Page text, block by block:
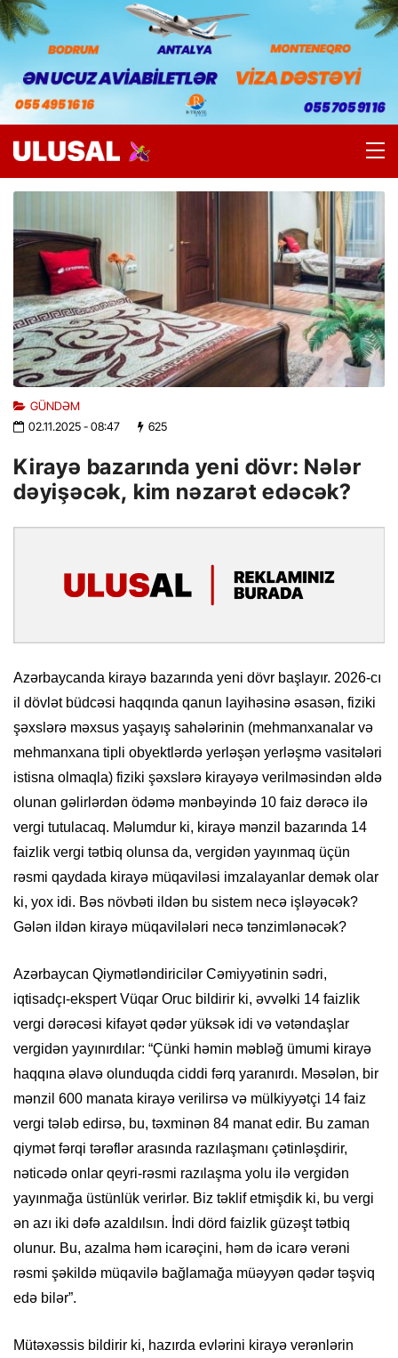
GÜNDƏM
02.11.2025- 08:47 625
Kirayə bazarında yeni dövr: Nələr
dəyişəcək, kim nəzarət edəcək?
Azərbaycanda kirayə bazarında yeni dövr başlayır. 2026-cı
il dövlət büdcəsi haqqında qanun layihəsinə əsasən, fiziki
şəxslərə məxsus yaşayış sahələrinin (mehmanxanalar və
mehmanxana tipli obyektlərdə yerləşən yerləşmə vasitələri
istisna olmaqla) fiziki şəxslərə kirayəyə verilməsindən əldə
olunan gəlirlərdən ödəmə mənbəyində 10 faiz dərəcə ilə
vergi tutulacaq. Məlumdur ki, kirayə mənzil bazarında 14
faizlik vergi tətbiq olunsa da, vergidən yayınmaq üçün
rəsmi qaydada kirayə müqaviləsi imzalayanlar demək olar
ki, yox idi. Bəs növbəti ildən bu sistem necə işləyəcək?
Gələn ildən kirayə müqavilələri necə tənzimlənəcək?
Azərbaycan Qiymətləndiricilər Cəmiyyətinin sədri,
iqtisadçı-ekspert Vüqar Oruc bildirir ki, əvvəlki 14 faizlik
vergi dərəcəsi kifayət qədər yüksək idi və vətəndaşlar
vergidən yayınırdılar: “Çünki həmin məbləğ ümumi kirayə
haqqına əlavə olunduqda ciddi fərq yaranırdı. Məsələn, bir
mənzil 600 manata kirayə verilirsə və mülkiyyətçi 14 faiz
vergi tələb edirsə, bu, təxminən 84 manat edir. Bu zaman
qiymət fərqi tərəflər arasında razılaşmanı çətinləşdirir,
nəticədə onlar qeyri-rəsmi razılaşma yolu ilə vergidən
yayınmağa üstünlük verirlər. Biz təklif etmişdik ki, bu vergi
ən azı iki dəfə azaldılsın. İndi dörd faizlik güzəşt tətbiq
olunur. Bu, azalma həm icarəçini, həm də icarə verəni
rəsmi şəkildə müqavilə bağlamağa müəyyən qədər təşviq
edə bilər”.
Mütəxəssis bildirir ki, hazırda evlərini kirayə verənlərin